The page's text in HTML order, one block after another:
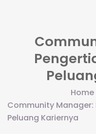
Home
Community
Peluang Kariernya